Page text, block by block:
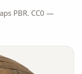
PBR. CC0 —